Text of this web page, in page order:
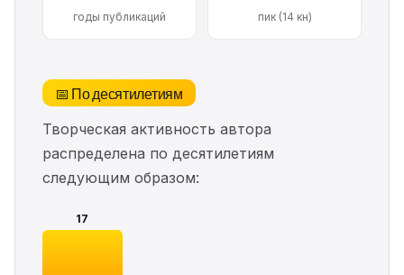
годы публикаций пик (14 кн)
📅 По десятилетиям
Творческая активность автора
распределена по десятилетиям
следующим образом:
17